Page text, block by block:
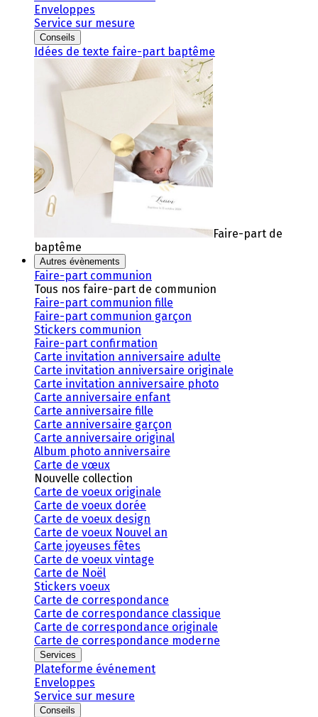
Enveloppes
Service sur mesure
Conseils
Idées de texte faire-part baptême
Faire-part de
baptême
Autres évènements
Faire-part communion
Tous nos faire-part de communion
Faire-part communion fille
Faire-part communion garçon
Stickers communion
Faire-part confirmation
Carte invitation anniversaire adulte
Carte invitation anniversaire originale
Carte invitation anniversaire photo
Carte anniversaire enfant
Carte anniversaire fille
Carte anniversaire garçon
Carte anniversaire original
Album photo anniversaire
Carte de vœux
Nouvelle collection
Carte de voeux originale
Carte de voeux dorée
Carte de voeux design
Carte de voeux Nouvel an
Carte joyeuses fêtes
Carte de voeux vintage
Carte de Noël
Stickers voeux
Carte de correspondance
Carte de correspondance classique
Carte de correspondance originale
Carte de correspondance moderne
Services
Plateforme événement
Enveloppes
Service sur mesure
Conseils